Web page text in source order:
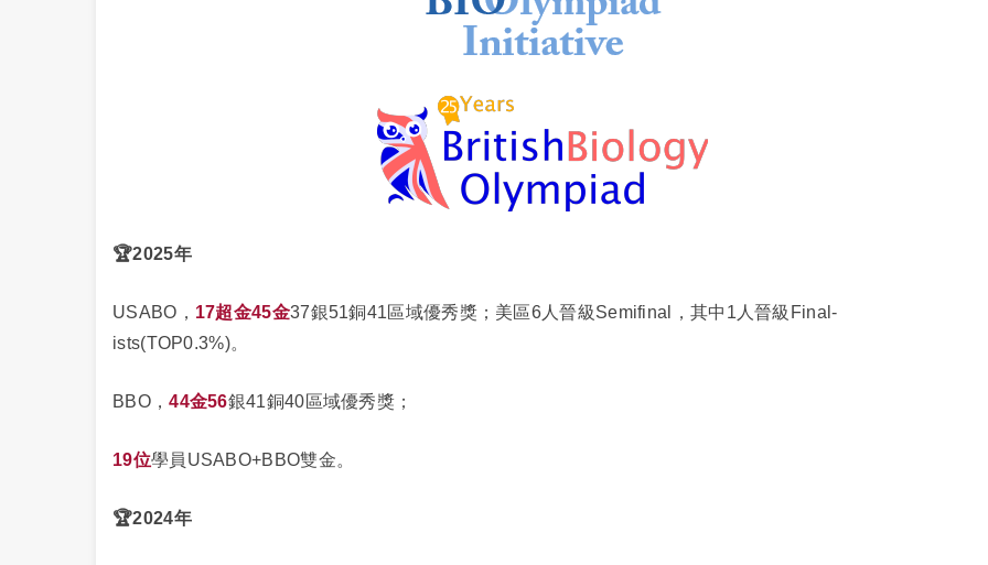
🏆2025年
USABO， 17超金45金37銀51銅41區域優秀獎；美區6人晉級Semifinal，其中1人晉級Final-
ists(TOP0.3%)。
BBO，44金56銀41銅40區域優秀獎；
19位學員USABO+BBO雙金。
🏆2024年